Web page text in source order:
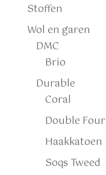
Stoffen
Wol en garen
DMC
Brio
Durable
Coral
Double Four
Haakkatoen
Soqs Tweed